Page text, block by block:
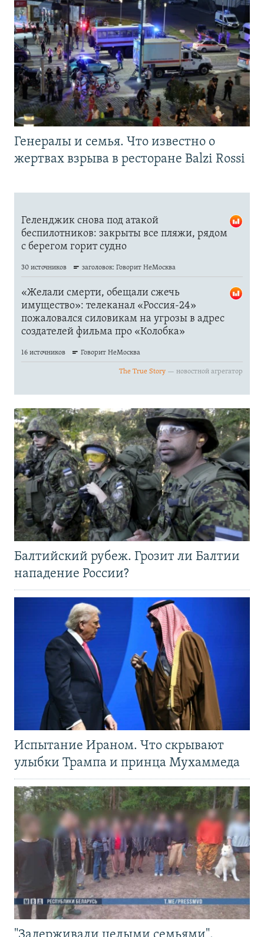
Генералы и семья. Что известно о
жертвах взрыва в ресторане Balzi Rossi
Балтийский рубеж. Грозит ли Балтии
нападение России?
Испытание Ираном. Что скрывают
улыбки Трампа и принца Мухаммеда